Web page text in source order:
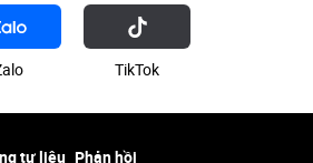
ТikТоk
tư liệu Phản hồi